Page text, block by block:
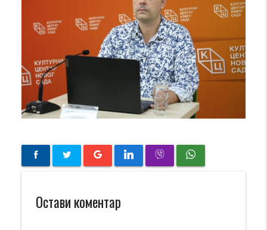
Остави коментар